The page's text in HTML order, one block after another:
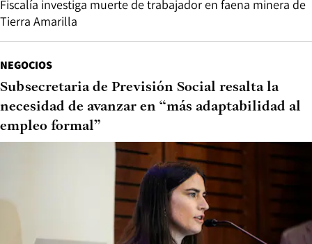
Fiscalía investiga muerte de trabajador en faena minera de
Tierra Amarilla
NEGOCIOS
Subsecretaria de Previsión Social resalta la
necesidad de avanzar en “más adaptabilidad al
empleo formal”